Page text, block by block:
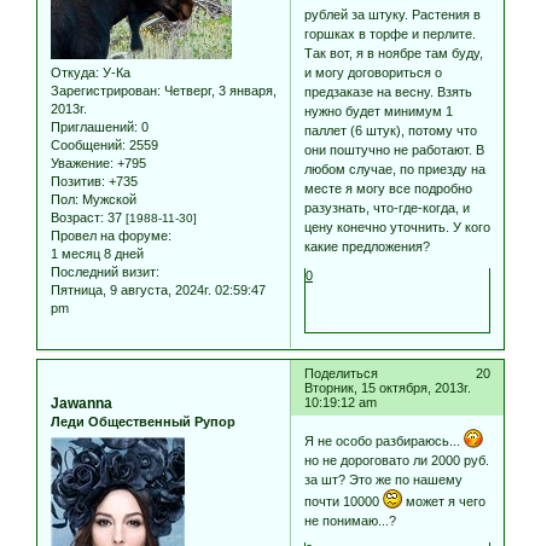
Откуда: У-Ка
Зарегистрирован: Четверг, 3 января,
2013г.
Приглашений: 0
Сообщений: 2559
Уважение: +795
Позитив: +735
Пол: Мужской
Возраст: 37 [1988-11-30]
Провел на форуме:
1 месяц 8 дней
Последний визит:
Пятница, 9 августа, 2024г. 02:59:47
pm
рублей за штуку. Растения в
горшках в торфе и перлите.
Так вот, я в ноябре там буду,
и могу договориться о
предзаказе на весну. Взять
нужно будет минимум 1
паллет (6 штук), потому что
они поштучно не работают. В
любом случае, по приезду на
месте я могу все подробно
разузнать, что-где-когда, и
цену конечно уточнить. У кого
какие предложения?
0
Поделиться
20
Вторник, 15 октября, 2013г.
10:19:12 am
Jawanna
Леди Общественный Рупор
Я не особо разбираюсь...
но не дороговато ли 2000 руб.
за шт? Это же по нашему
почти 10000
может я чего
не понимаю...?